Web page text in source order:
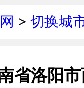
> 切换城
省洛阳